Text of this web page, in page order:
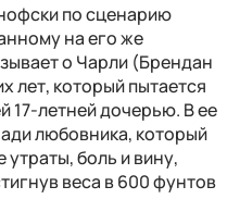
по сценарию
на его же
о Чарли (Брендан
лет, который пытается
17-летней дочерью. В ее
любовника, который
боль и вину,
веса в 600 фунтов